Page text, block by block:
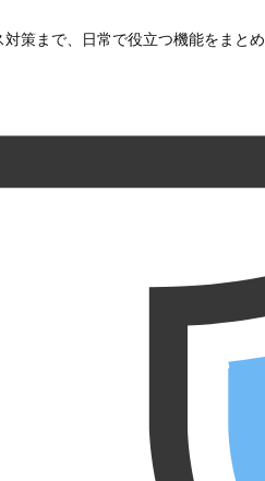
策まで、日常で役立つ機能をまと